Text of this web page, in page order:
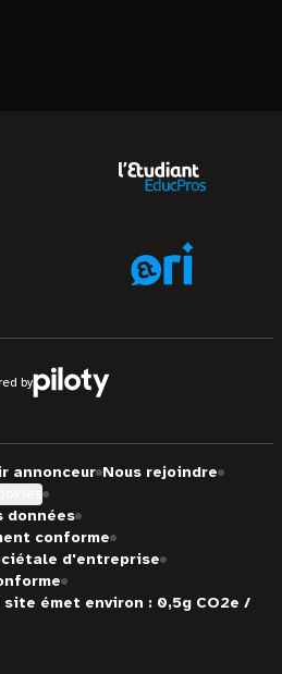
by
annonceur Nous rejoindre
données
conforme
d'entreprise
émet environ : 0,5g CO2e /